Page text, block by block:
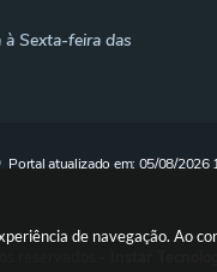
de navegação. Ao
Sexta-feira das
Portal atualizado em: 05/08/2026